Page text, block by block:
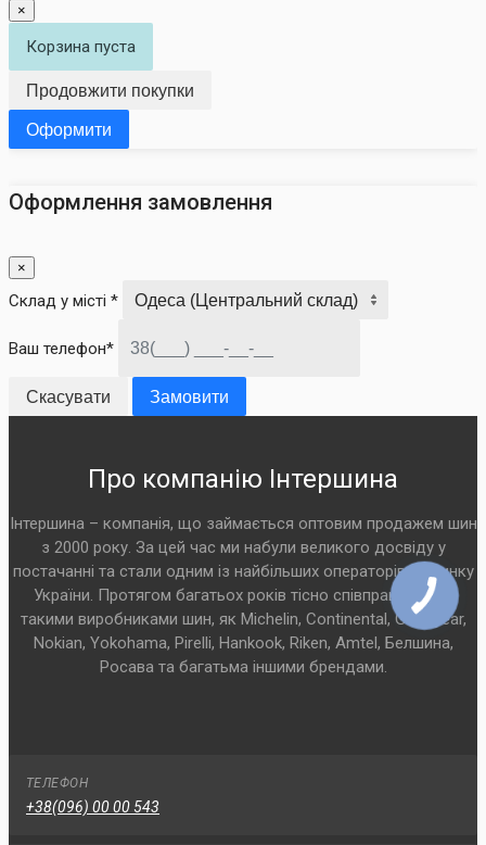
×
Корзина пуста
Продовжити покупки
Оформити
Оформлення замовлення
×
Склад у місті *
Ваш телефон*
Скасувати Замовити
Про компанію Інтершина
Інтершина – компанія, що займається оптовим продажем шин
з 2000 року. За цей час ми набули великого досвіду у
постачанні та стали одним із найбільших операторів на ринку
України. Протягом багатьох років тісно співпрацюємо з
такими виробниками шин, як Michelin, Continental, Goodyear,
Nokian, Yokohama, Pirelli, Hankook, Riken, Amtel, Белшина,
Росава та багатьма іншими брендами.
ТЕЛЕФОН
+38(096) 00 00 543